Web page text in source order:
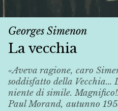
Georges Simenon
La vecchia
«Aveva ragione, caro
soddisfatto della Vecchia...
niente di simile.
Paul Morand, autunno